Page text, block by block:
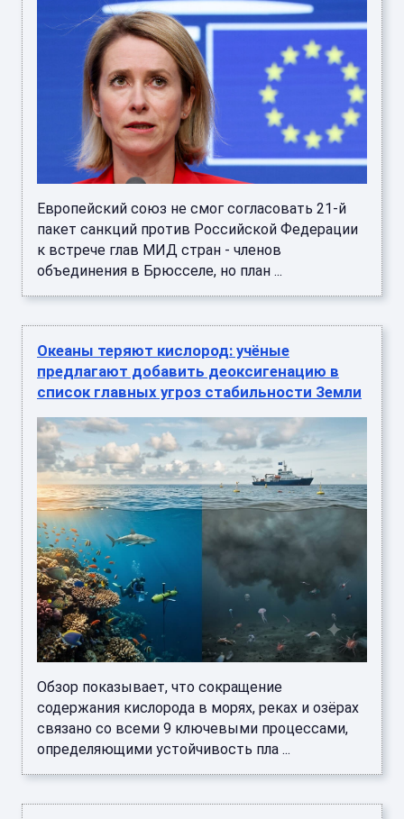
Европейский союз не смог согласовать 21-й
пакет санкций против Российской Федерации
к встрече глав МИД стран - членов
объединения в Брюсселе, но план ...
Океаны теряют кислород: учёные
предлагают добавить деоксигенацию в
список главных угроз стабильности Земли
Обзор показывает, что сокращение
содержания кислорода в морях, реках и озёрах
связано со всеми 9 ключевыми процессами,
определяющими устойчивость пла ...